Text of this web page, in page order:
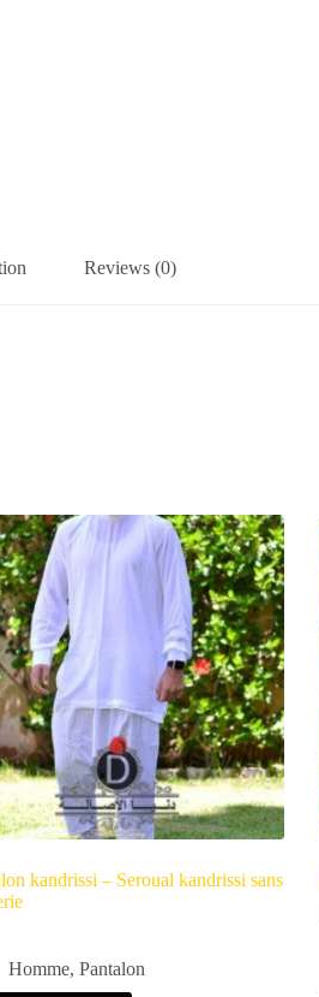
Reviews (0)
kandrissi – Seroual kandrissi sans
Homme, Pantalon